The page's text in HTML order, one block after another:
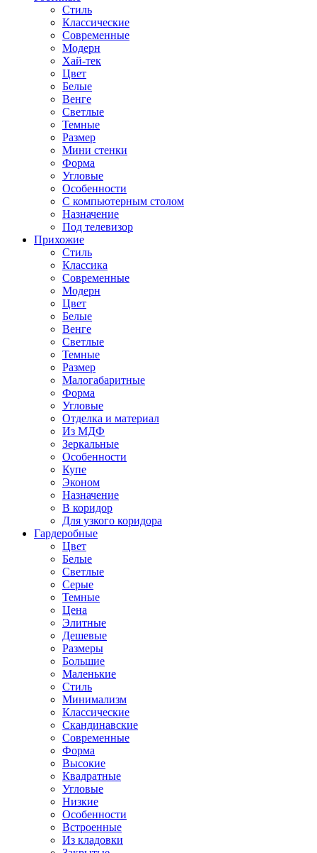
Стиль
Классические
Современные
Модерн
Хай-тек
Цвет
Белые
Венге
Светлые
Темные
Размер
Мини стенки
Форма
Угловые
Особенности
С компьютерным столом
Назначение
Под телевизор
Прихожие
Стиль
Классика
Современные
Модерн
Цвет
Белые
Венге
Светлые
Темные
Размер
Малогабаритные
Форма
Угловые
Отделка и материал
Из МДФ
Зеркальные
Особенности
Купе
Эконом
Назначение
В коридор
Для узкого коридора
Гардеробные
Цвет
Белые
Светлые
Серые
Темные
Цена
Элитные
Дешевые
Размеры
Большие
Маленькие
Стиль
Минимализм
Классические
Скандинавские
Современные
Форма
Высокие
Квадратные
Угловые
Низкие
Особенности
Встроенные
Из кладовки